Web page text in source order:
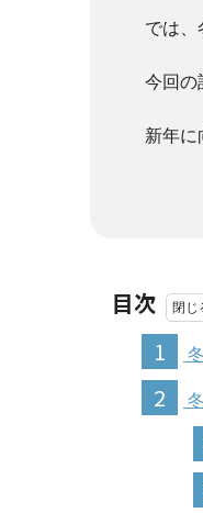
では、
今回の
新年に
目次
1
2